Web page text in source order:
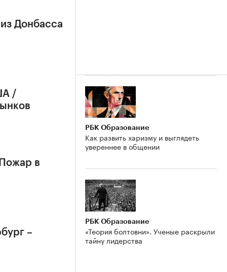
Донбасса
/
в
–
РБК Образование
Как развить харизму и выглядеть
увереннее в общении
РБК Образование
«Теория болтовни». Ученые раскрыли
тайну лидерства